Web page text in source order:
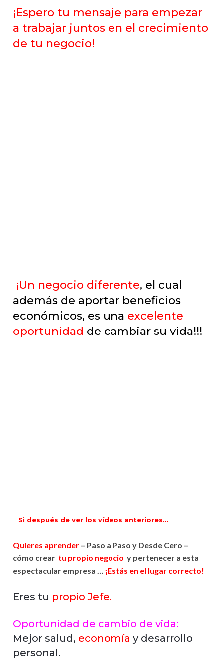
¡Espero tu mensaje para empezar
a trabajar juntos en el crecimiento
de tu negocio!
¡Un negocio diferente, el cual
además de aportar beneficios
económicos, es una excelente
oportunidad de cambiar su vida!!!
Si después de ver los vídeos anteriores…
Quieres aprender – Paso a Paso y Desde Cero –
cómo crear tu propio negocio y pertenecer a esta
espectacular empresa … ¡Estás en el lugar correcto!
Eres tu propio Jefe.
Oportunidad de cambio de vida:
Mejor salud, economía y desarrollo
personal.